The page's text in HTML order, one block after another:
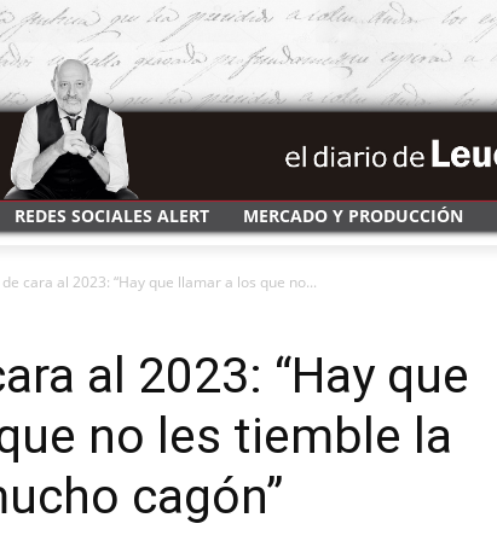
REDES SOCIALES ALERT MERCADO Y PRODUCCIÓN
cara al 2023: “Hay que llamar a los que no...
al 2023: “Hay que
no les tiemble la
cagón”